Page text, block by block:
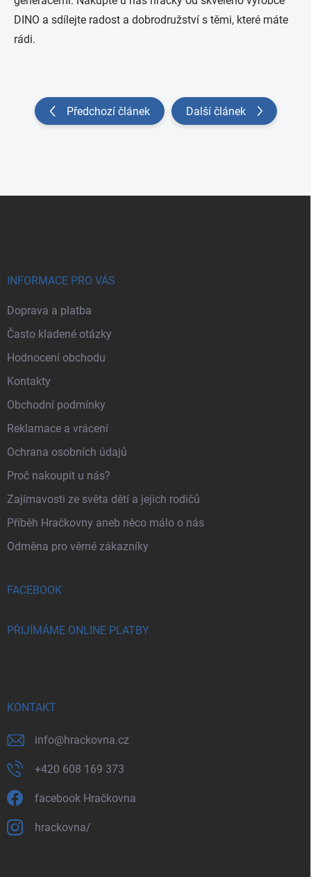
DINO a sdílejte radost a dobrodružství s těmi, které máte
rádi.
Předchozí článek Další článek
INFORMACE PRO VÁS
Doprava a platba
Často kladené otázky
Hodnocení obchodu
Kontakty
Obchodní podmínky
Reklamace a vrácení
Ochrana osobních údajů
Proč nakoupit u nás?
Zajímavosti ze světa dětí a jejich rodičů
Příběh Hračkovny aneb něco málo o nás
Odměna pro věrné zákazníky
FACEBOOK
PŘIJÍMÁME ONLINE PLATBY
KONTAKT
info@hrackovna.cz
+420 608 169 373
facebook Hračkovna
hrackovna/